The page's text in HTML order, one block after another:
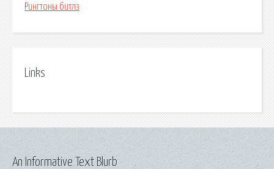
Рингтоны битлз
Links
An Informative Text Blurb